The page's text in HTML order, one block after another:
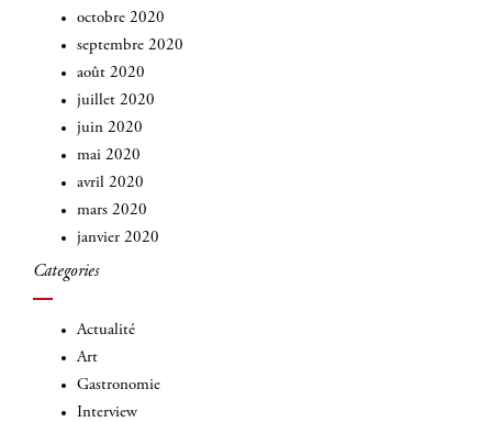
octobre 2020
septembre 2020
août 2020
juillet 2020
juin 2020
mai 2020
avril 2020
mars 2020
janvier 2020
Categories
Actualité
Art
Gastronomie
Interview